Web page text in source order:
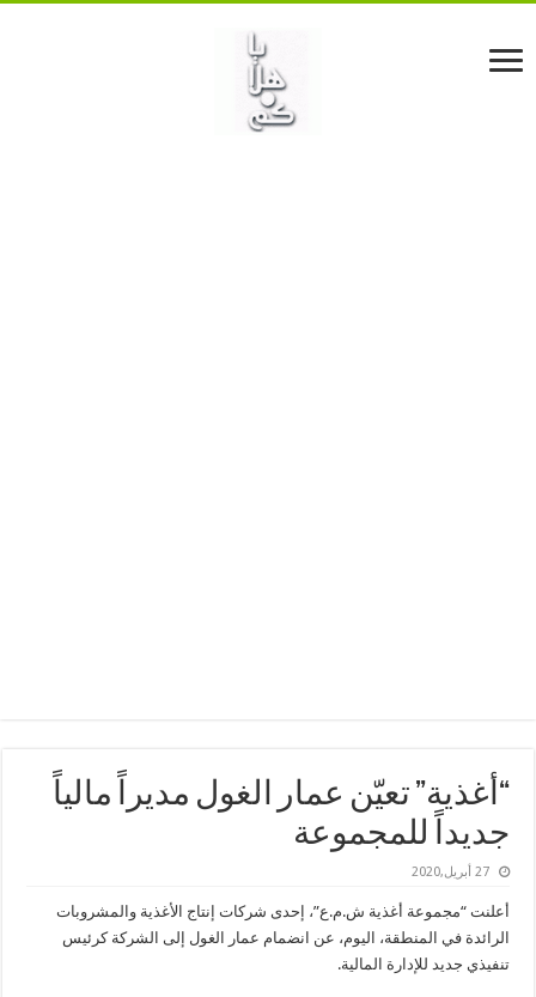
“أغذية” تعيّن عمار الغول مديراً مالياً
جديداً للمجموعة
27 أبريل,2020
أعلنت “مجموعة أغذية ش.م.ع”، إحدى شركات إنتاج الأغذية والمشروبات
الرائدة في المنطقة، اليوم، عن انضمام عمار الغول إلى الشركة كرئيس
تنفيذي جديد للإدارة المالية.